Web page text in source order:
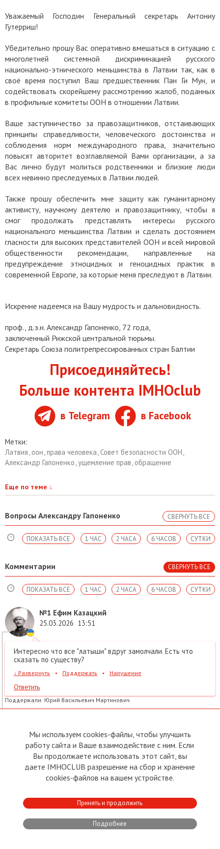
Уважаемый Господин Генеральный секретарь Антониу
Гутерриш!
Убедительно прошу Вас оперативно вмешаться в ситуацию с
многолетней системной дискриминацией русского
национально-этнического меньшинства в Латвии так, как в
своё время поступил Ваш предшественник Пан Ги Мун, и
содействовать скорейшему рассмотрению жалоб, поданных
в профильные комитеты ООН в отношении Латвии.
Ваше заступничество за правозащитников, отстаивающих
принципы справедливости, человеческого достоинства и
соблюдения норм международного права, значительно
повысят авторитет возглавляемой Вами организации, а за
Вас лично будут молиться родственники и близкие люди
всех невинно преследуемых в Латвии людей.
Также прошу обеспечить мне защиту как гуманитарному
активисту, научному деятелю и правозащитнику, чтобы я
смог продолжать представлять интересы русского
национального меньшинства Латвии и сделать достоянием
гласности для высоких представителей ООН и всей мировой
общественности рекомендации, направленные на
предупреждение этноцидных и геноцидных практик в
современной Европе, за которые меня преследуют в Латвии.
Искренне надеемся на Вашу мудрость и дальновидность.
проф., д.э.н. Александр Гапоненко, 72 года,
заключенный Рижской центральной тюрьмы.
Секретарь Союза политрепрессированных стран Балтии
Присоединяйтесь!
Больше контента IMHOclub
в Telegram в Facebook
Метки:
Латвия, оон,права человека,Совет безопасности ООН,
Александр Гапоненко,ущемление прав, обращение
Еще по теме ↓
Вопросы Александру Гапоненко СВЕРНУТЬ ВСЕ
СУТКИ
6 ЧАСОВ
2 ЧАСА
1 ЧАС
ПОКАЗАТЬ ВСЕ
Комментарии СВЕРНУТЬ ВСЕ
СУТКИ
6 ЧАСОВ
2 ЧАСА
1 ЧАС
ПОКАЗАТЬ ВСЕ
№1 Ефим Казацкий
25.03.2026 13:51
Интересно что все "латыши" вдруг замолчали. Есть что
сказать по существу?
↓ Развернуть • Поддержать • Нарушение
Ответить
Поддержали: Юрий Васильевич Мартинович
25.03.2026 17:07
↓Развернуть
№3Ефим Казацкий
→
Роланд Руматов,
25.03.2026 18:15
Пропал куда то латышский Иван ))) Видимо не вынес он
тягот. Вообще конечно же интересно. Во каких то
вещах от точно не соглашался с тем что происходит в
государстве, после долгих общений соглашался, через
Мы используем cookies-файлы, чтобы улучшить
работу сайта и Ваше взаимодействие с ним. Если
Вы продолжаете использовать этот сайт, вы
даете IMHOCLUB разрешение на сбор и хранение
cookies-файлов на вашем устройстве.
Принять и продолжить
Подробнее